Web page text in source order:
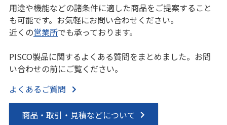
用途や機能などの諸条件に適した商品をご提案すること
も可能です。お気軽にお問い合わせください。
近くの営業所でも承っております。
PISCO製品に関するよくある質問をまとめました。お問
い合わせの前にご覧ください。
よくあるご質問
商品・取引・見積などについて